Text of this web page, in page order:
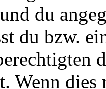
du
du bzw.
Wenn